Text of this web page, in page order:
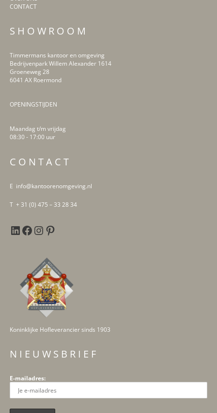
CONTACT
S H O W R O O M
Timmermans kantoor en omgeving
Bedrijvenpark Willem Alexander 1614
Groeneweg 28
6041 AX Roermond
OPENINGSTIJDEN
Maandag t/m vrijdag
08:30 - 17:00 uur
C O N T A C T
E info@kantoorenomgeving.nl
T + 31 (0) 475 – 33 28 34
LinkedIn
Facebook
Instagram
Pinterest
Koninklijke Hofleverancier sinds 1903
N I E U W S B R I E F
E-mailadres: